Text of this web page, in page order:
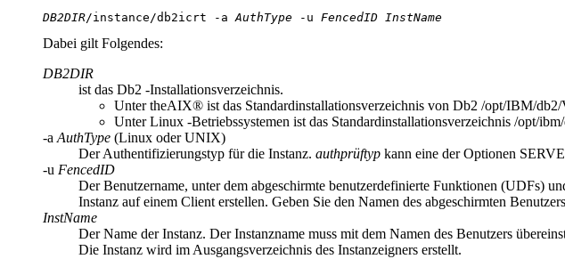
DB2DIR/instance/db2icrt -a AuthType -u FencedID InstName
Dabei gilt Folgendes:
DB2DIR
ist das Db2 -Installationsverzeichnis.
Unter theAIX® ist das Standardinstallationsverzeichnis von Db2 /opt/IBM/db2/
Unter Linux -Betriebssystemen ist das Standardinstallationsverzeichnis /opt/
-a AuthType (Linux oder UNIX)
Der Authentifizierungstyp für die Instanz. authprüftyp kann eine der Optionen
-u FencedID
Der Benutzername, unter dem abgeschirmte benutzerdefinierte Funktionen (UDFs)
Instanz auf einem Client erstellen. Geben Sie den Namen des abgeschirmten
InstName
Der Name der Instanz. Der Instanzname muss mit dem Namen des Benutzers
Die Instanz wird im Ausgangsverzeichnis des Instanzeigners erstellt.